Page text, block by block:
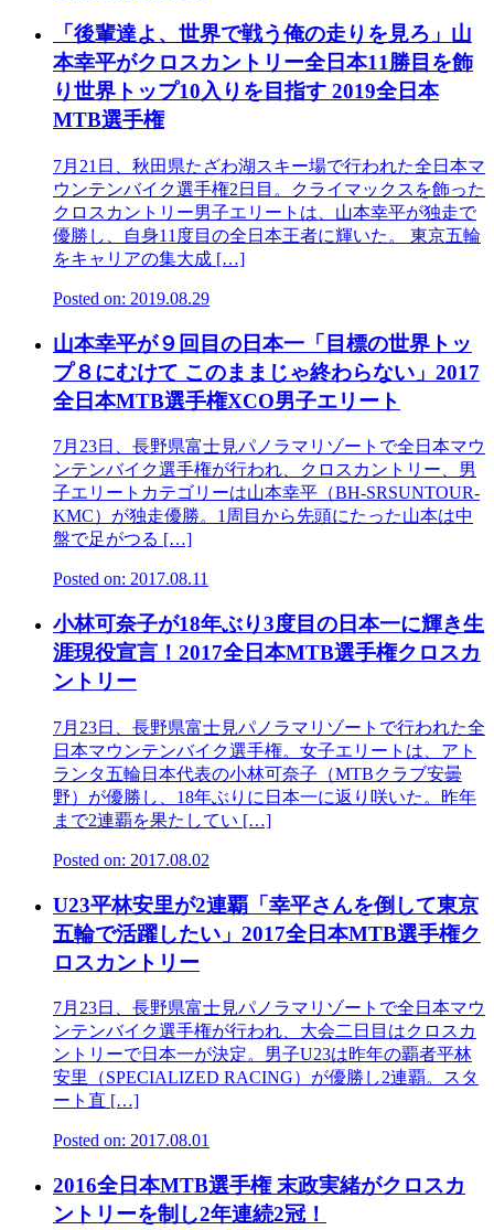
「後輩達よ、世界で戦う俺の走りを見ろ」山
本幸平がクロスカントリー全日本11勝目を飾
り世界トップ10入りを目指す 2019全日本
MTB選手権
7月21日、秋田県たざわ湖スキー場で行われた全日本マ
ウンテンバイク選手権2日目。クライマックスを飾った
クロスカントリー男子エリートは、山本幸平が独走で
優勝し、自身11度目の全日本王者に輝いた。 東京五輪
をキャリアの集大成 […]
Posted on: 2019.08.29
山本幸平が９回目の日本一「目標の世界トッ
プ８にむけて このままじゃ終わらない」2017
全日本MTB選手権XCO男子エリート
7月23日、長野県富士見パノラマリゾートで全日本マウ
ンテンバイク選手権が行われ、クロスカントリー、男
子エリートカテゴリーは山本幸平（BH-SRSUNTOUR-
KMC）が独走優勝。1周目から先頭にたった山本は中
盤で足がつる […]
Posted on: 2017.08.11
小林可奈子が18年ぶり3度目の日本一に輝き生
涯現役宣言！2017全日本MTB選手権クロスカ
ントリー
7月23日、長野県富士見パノラマリゾートで行われた全
日本マウンテンバイク選手権。女子エリートは、アト
ランタ五輪日本代表の小林可奈子（MTBクラブ安曇
野）が優勝し、18年ぶりに日本一に返り咲いた。昨年
まで2連覇を果たしてい […]
Posted on: 2017.08.02
U23平林安里が2連覇「幸平さんを倒して東京
五輪で活躍したい」2017全日本MTB選手権ク
ロスカントリー
7月23日、長野県富士見パノラマリゾートで全日本マウ
ンテンバイク選手権が行われ、大会二日目はクロスカ
ントリーで日本一が決定。男子U23は昨年の覇者平林
安里（SPECIALIZED RACING）が優勝し2連覇。スタ
ート直 […]
Posted on: 2017.08.01
2016全日本MTB選手権 末政実緒がクロスカ
ントリーを制し2年連続2冠！